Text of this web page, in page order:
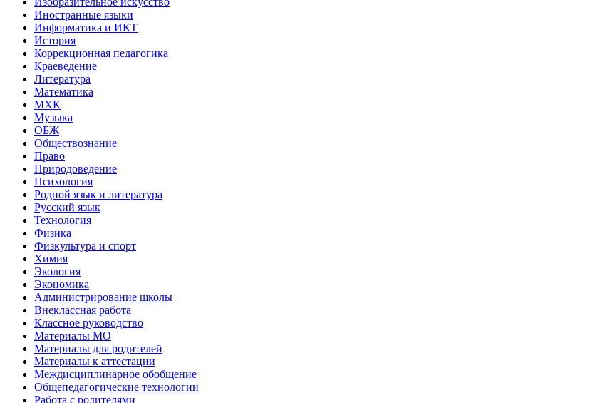
Иностранные языки
Информатика и ИКТ
История
Коррекционная педагогика
Краеведение
Литература
Математика
МХК
Музыка
ОБЖ
Обществознание
Право
Природоведение
Психология
Родной язык и литература
Русский язык
Технология
Физика
Физкультура и спорт
Химия
Экология
Экономика
Администрирование школы
Внеклассная работа
Классное руководство
Материалы МО
Материалы для родителей
Материалы к аттестации
Междисциплинарное обобщение
Общепедагогические технологии
Работа с родителями